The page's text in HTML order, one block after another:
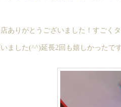
ありがとうございました！すご
ました(^^)延長2回も嬉しかった